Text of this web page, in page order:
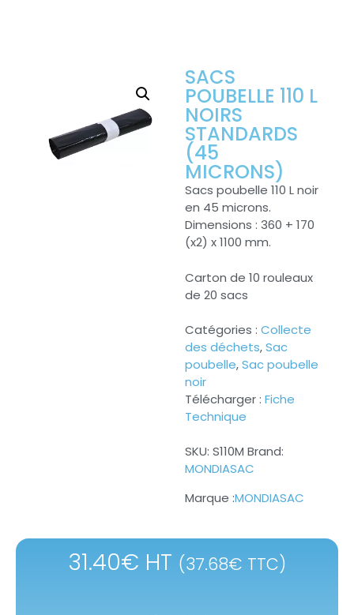
SACS
POUBELLE 110 L
NOIRS
STANDARDS
(45
MICRONS)
Sacs poubelle 110 L noir
en 45 microns.
Dimensions : 360 + 170
(x2) x 1100 mm.
Carton de 10 rouleaux
de 20 sacs
Catégories : Collecte
des déchets,Sac
poubelle,Sac poubelle
noir
Télécharger : Fiche
Technique
SKU: S110M Brand:
MONDIASAC
MONDIASAC
31.40€ HT (37.68€ TTC)